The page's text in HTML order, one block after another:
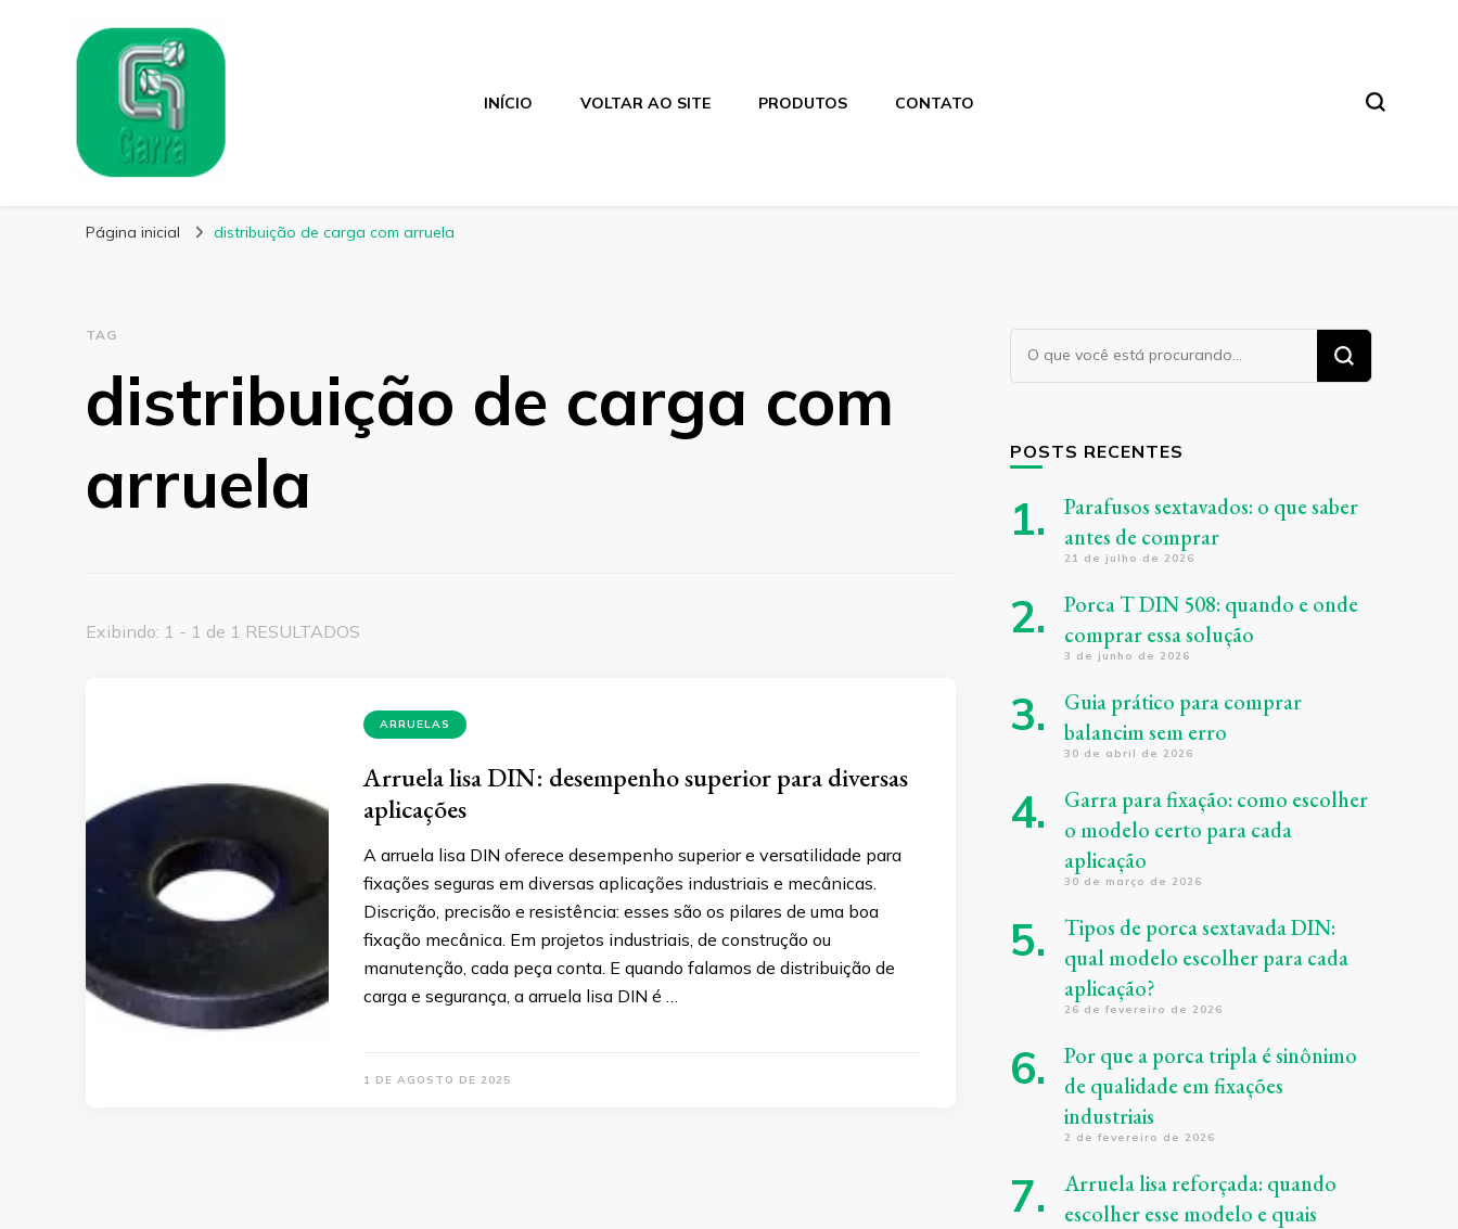
Garra Fixação
INÍCIO VOLTAR AO SITE PRODUTOS CONTATO
Página inicial distribuição de carga com arruela
TAG
distribuição de carga com
arruela
Exibindo: 1 - 1 de 1 RESULTADOS
ARRUELAS
Arruela lisa DIN: desempenho superior para diversas
aplicações
A arruela lisa DIN oferece desempenho superior e versatilidade para
fixações seguras em diversas aplicações industriais e mecânicas.
Discrição, precisão e resistência: esses são os pilares de uma boa
fixação mecânica. Em projetos industriais, de construção ou
manutenção, cada peça conta. E quando falamos de distribuição de
carga e segurança, a arruela lisa DIN é …
1 DE AGOSTO DE 2025
Procurando
algo?
POSTS RECENTES
Parafusos sextavados: o que saber
antes de comprar
21 de julho de 2026
Porca T DIN 508: quando e onde
comprar essa solução
3 de junho de 2026
Guia prático para comprar
balancim sem erro
30 de abril de 2026
Garra para fixação: como escolher
o modelo certo para cada
aplicação
30 de março de 2026
Tipos de porca sextavada DIN:
qual modelo escolher para cada
aplicação?
26 de fevereiro de 2026
Por que a porca tripla é sinônimo
de qualidade em fixações
industriais
2 de fevereiro de 2026
Arruela lisa reforçada: quando
escolher esse modelo e quais